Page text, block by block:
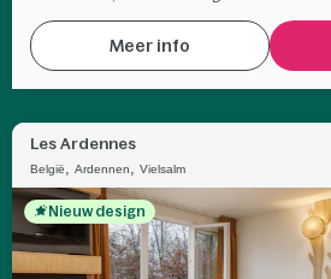
Meer info
Les Ardennes
België, Ardennen, Vielsalm
Nieuw design